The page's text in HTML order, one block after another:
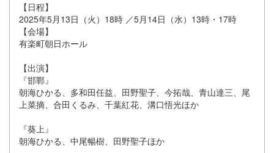
【日程】
2025年5月13日（火）18時 ／5月14日（水）13時・17時
【会場】
有楽町朝日ホール
【出演】
『邯鄲』
朝海ひかる、多和田任益、田野聖子、今拓哉、青山達三、尾
上菜摘、合田くるみ、千葉紅花、溝口悟光ほか
『葵上』
朝海ひかる、中尾暢樹、田野聖子ほか